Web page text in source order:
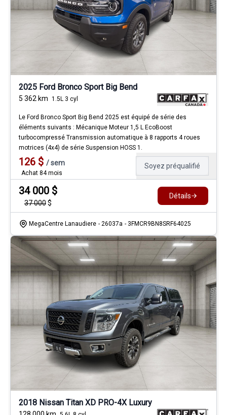
2025 Ford Bronco Sport Big Bend
5 362 km 1.5L 3 cyl
Le Ford Bronco Sport Big Bend 2025 est équipé de série des
éléments suivants : Mécanique Moteur 1,5 L EcoBoost
turbocompressé Transmission automatique à 8 rapports 4 roues
motrices (4x4) de série Suspension HOSS 1.
126 $ /sem
Achat 84 mois
Soyez préqualifié
34 000 $
37 000$
Détails
MegaCentre Lanaudiere - 26037a - 3FMCR9BN8SRF64025
2018 Nissan Titan XD PRO-4X Luxury